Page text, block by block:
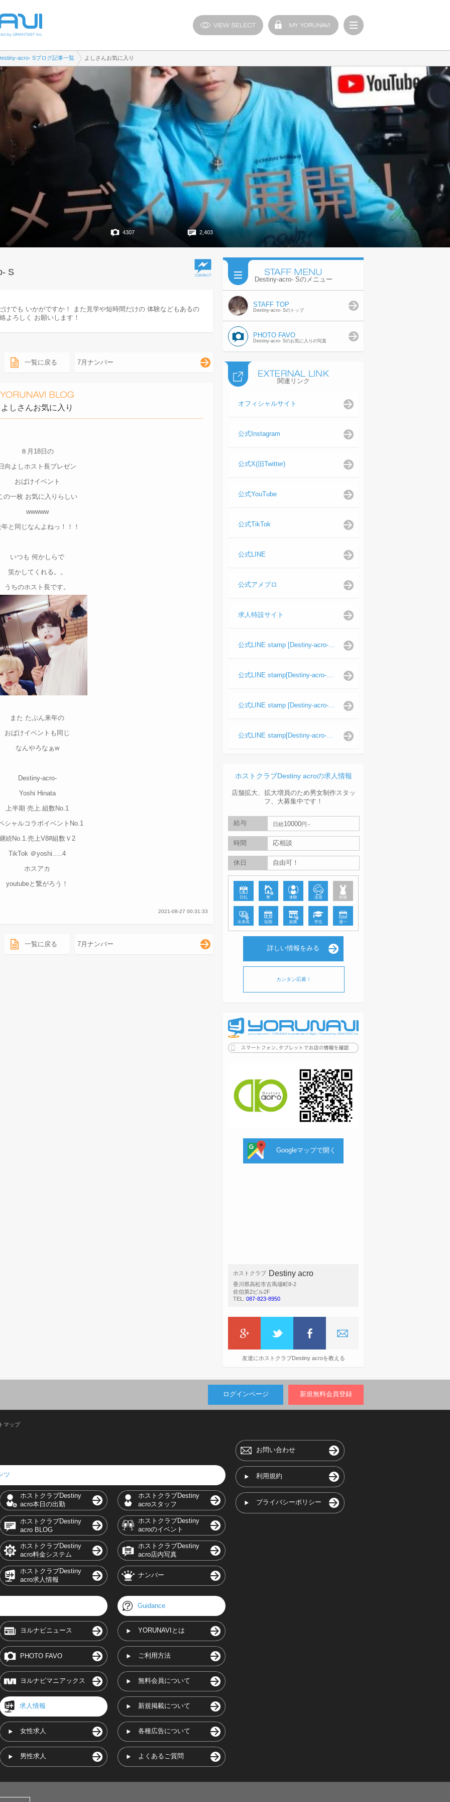
acro- Sブログ記事一覧 よしさんお気に入り
4307 2,403
S
でも いかがですか！ また見学や短時間だけの 体験などもあるの
よろしく お願いします！
一覧に戻る 7月ナンバー
よしさんお気に入り
８月18日の
向よしホスト長プレゼン
おばけイベント
の一枚 お気に入りらしい
wwwww
と同じなんよねっ！！！
いつも 何かしらで
笑かしてくれる。。
うちのホスト長です。
また たぶん来年の
おばけイベントも同じ
なんやろなぁw
Destiny-acro-
Yoshi Hinata
上半期 売上.組数No.1
シャルコラボイベントNo.1
続No.1.売上V8#組数Ｖ2
TikTok ＠yoshi.....4
ホスアカ
youtubeと繋がろう！
2021-08-27 00:31:33
一覧に戻る 7月ナンバー
Destiny-acro- Sのメニュー
STAFF TOP
Destiny-acro- Sのトップ
PHOTO FAVO
Destiny-acro- Sのお気に入りの写真
関連リンク
オフィシャルサイト
公式Instagram
公式X(旧Twitter)
公式YouTube
公式TikTok
公式LINE
公式アメブロ
求人特設サイト
公式LINE stamp [Destiny-acro-如月龍代表]
公式LINE stamp[Destiny-acro-日向よし代表代行]
公式LINE stamp [Destiny-acro-波旬]
公式LINE stamp[Destiny-acro-天照陽]
ホストクラブDestiny acroの求人情報
店舗拡大、拡大増員のため男女制作スタッ
フ、大募集中です！
給与 日給10000円
時間 応相談
休日 自由可！
日払 寮 体験 送迎 制服
出来高 短期 副業 学生 週一
詳しい情報をみる
カンタン応募！
Googleマップで開く
ホストクラブ Destiny acro
香川県高松市古馬場町8-2
佐伯第2ビル2F
TEL: 087-823-8950
友達にホストクラブDestiny acroを教える
ログインページ 新規無料会員登録
マップ
ツ
ホストクラブDestiny
acro本日の出勤
ホストクラブDestiny
acroスタッフ
ホストクラブDestiny
acro BLOG
ホストクラブDestiny
acroのイベント
ホストクラブDestiny
acro料金システム
ホストクラブDestiny
acro店内写真
ホストクラブDestiny
acro求人情報
ナンバー
ヨルナビニュース
PHOTO FAVO
ヨルナビマニアックス
求人情報
女性求人
男性求人
Guidance
YORUNAVIとは
ご利用方法
無料会員について
新規掲載について
各種広告について
よくあるご質問
お問い合わせ
利用規約
プライバシーポリシー